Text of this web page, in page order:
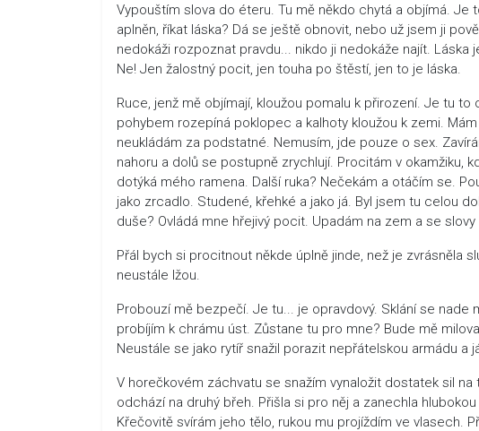
Vypouštím slova do éteru. Tu mě někdo chytá a objímá.
aplněn, říkat láska? Dá se ještě obnovit, nebo už jsem ji
nedokáži rozpoznat pravdu... nikdo ji nedokáže najít.
Ne! Jen žalostný pocit, jen touha po štěstí, jen to je láska.
Ruce, jenž mě objímají, kloužou pomalu k přirození. Je tu
pohybem rozepíná poklopec a kalhoty kloužou k zemi.
neukládám za podstatné. Nemusím, jde pouze o sex.
nahoru a dolů se postupně zrychlují. Procitám v okamžiku,
dotýká mého ramena. Další ruka? Nečekám a otáčím se.
jako zrcadlo. Studené, křehké a jako já. Byl jsem tu celou
duše? Ovládá mne hřejivý pocit. Upadám na zem a se
Přál bych si procitnout někde úplně jinde, než je zvrásněla
neustále lžou.
Probouzí mě bezpečí. Je tu... je opravdový. Sklání se nade
probíjím k chrámu úst. Zůstane tu pro mne? Bude mě
Neustále se jako rytíř snažil porazit nepřátelskou armádu a
V horečkovém záchvatu se snažím vynaložit dostatek sil
odchází na druhý břeh. Přišla si pro něj a zanechla
Křečovitě svírám jeho tělo, rukou mu projíždím ve vlasech.